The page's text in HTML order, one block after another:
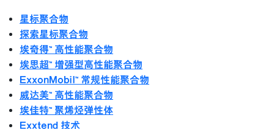
星标聚合物
探索星标聚合物
埃奇得™ 高性能聚合物
埃思超™ 增强型高性能聚合物
ExxonMobil™ 常规性能聚合物
威达美™ 高性能聚合物
埃佳特™ 聚烯烃弹性体
Exxtend 技术